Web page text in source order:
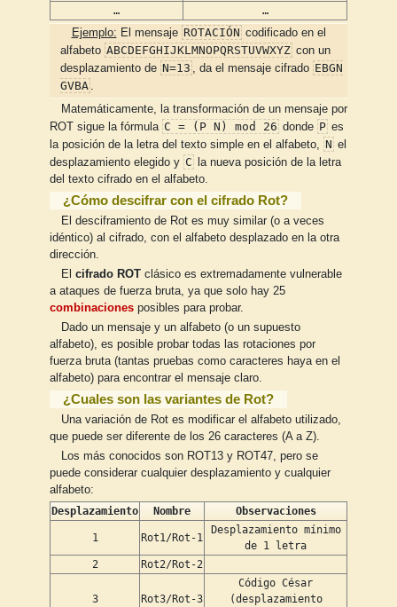
…
…
Ejemplo: El mensaje ROTACIÓNcodificado en el
alfabeto ABCDEFGHIJKLMNOPQRSTUVWXYZ con un
desplazamiento de N=13 , da el mensaje cifrado EBGN
GVBA .
Matemáticamente, la transformación de un mensaje por
ROT sigue la fórmula C = (P N) mod 26 donde P es
la posición de la letra del texto simple en el alfabeto, N el
desplazamiento elegido y C
la nueva posición de la letra
del texto cifrado en el alfabeto.
¿Cómo descifrar con el cifrado Rot?
El desciframiento de Rot es muy similar (o a veces
idéntico) al cifrado, con el alfabeto desplazado en la otra
dirección.
El cifrado ROTclásico es extremadamente vulnerable
a ataques de fuerza bruta, ya que solo hay 25
combinaciones posibles para probar.
Dado un mensaje y un alfabeto (o un supuesto
alfabeto), es posible probar todas las rotaciones por
fuerza bruta (tantas pruebas como caracteres haya en el
alfabeto) para encontrar el mensaje claro.
¿Cuales son las variantes de Rot?
Una variación de Rot es modificar el alfabeto utilizado,
que puede ser diferente de los 26 caracteres (A a Z).
Los más conocidos son ROT13 y ROT47, pero se
puede considerar cualquier desplazamiento y cualquier
alfabeto:
Desplazamiento
Nombre Observaciones
1 Rot1/Rot-1
Desplazamiento mínimo
de 1 letra
2
Rot2/Rot-2
3 Rot3/Rot-3
Código César
(desplazamiento